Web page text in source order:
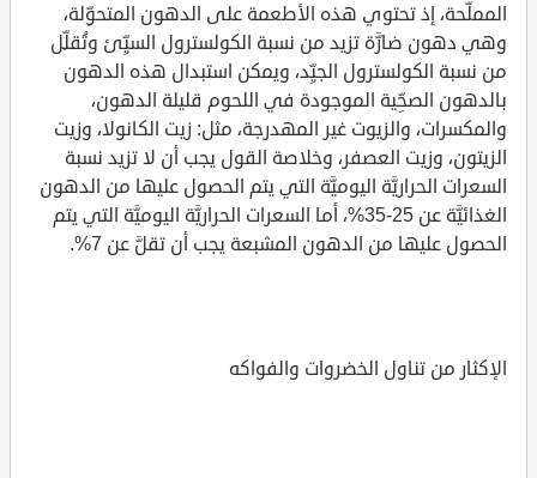
المملَّحة، إذ تحتوي هذه الأطعمة على الدهون المتحوِّلة،
وهي دهون ضارَّة تزيد من نسبة الكولسترول السيِّئ وتُقلِّل
من نسبة الكولسترول الجيِّد، ويمكن استبدال هذه الدهون
بالدهون الصحِّية الموجودة في اللحوم قليلة الدهون،
والمكسرات، والزيوت غير المهدرجة، مثل: زيت الكانولا، وزيت
الزيتون، وزيت العصفر، وخلاصة القول يجب أن لا تزيد نسبة
السعرات الحراريَّة اليوميَّة التي يتم الحصول عليها من الدهون
الغذائيَّة عن 25-35%، أما السعرات الحراريَّة اليوميَّة التي يتم
الحصول عليها من الدهون المشبعة يجب أن تقلَّ عن 7%.
الإكثار من تناول الخضروات والفواكه